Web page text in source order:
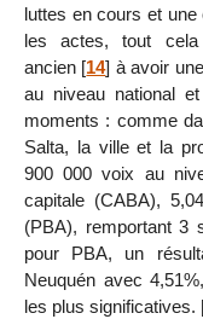
luttes en cours et
les actes, tout
ancien [14] à avoir
au niveau national
moments : comme
Salta, la ville et la
900 000 voix au
capitale (CABA),
(PBA), remportant 3
pour PBA, un
Neuquén avec
les plus